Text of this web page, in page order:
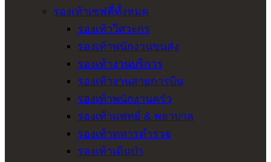
รองเท้าเซฟตี้ทั้งหมด
รองเท้าวิศวะกร
รองเท้าพนักงานขนส่ง
รองเท้างานบริการ
รองเท้างานสายการบิน
รองเท้าพนักงานครัว
รองเท้าแพทย์ & พยาบาล
รองเท้าทหารตำรวจ
รองเท้าเดินป่า